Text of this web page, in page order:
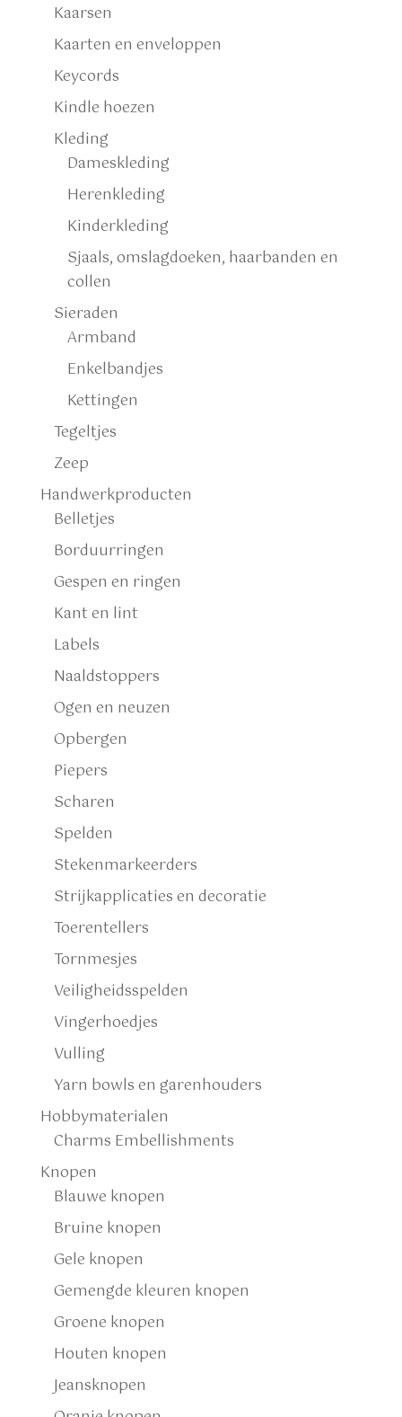
Kaarsen
Kaarten en enveloppen
Keycords
Kindle hoezen
Kleding
Dameskleding
Herenkleding
Kinderkleding
Sjaals, omslagdoeken, haarbanden en
collen
Sieraden
Armband
Enkelbandjes
Kettingen
Tegeltjes
Zeep
Handwerkproducten
Belletjes
Borduurringen
Gespen en ringen
Kant en lint
Labels
Naaldstoppers
Ogen en neuzen
Opbergen
Piepers
Scharen
Spelden
Stekenmarkeerders
Strijkapplicaties en decoratie
Toerentellers
Tornmesjes
Veiligheidsspelden
Vingerhoedjes
Vulling
Yarn bowls en garenhouders
Hobbymaterialen
Charms Embellishments
Knopen
Blauwe knopen
Bruine knopen
Gele knopen
Gemengde kleuren knopen
Groene knopen
Houten knopen
Jeansknopen